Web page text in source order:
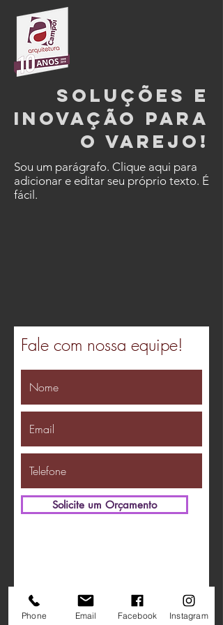
soluções e
inovação para
o varejo!
Sou um parágrafo. Clique aqui para
adicionar e editar seu próprio texto. É
fácil.
Fale com nossa equipe!
Solicite um Orçamento
Phone Email Facebook Instagram